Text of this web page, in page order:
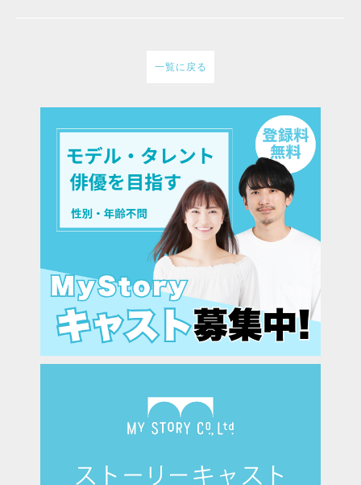
一覧に戻る